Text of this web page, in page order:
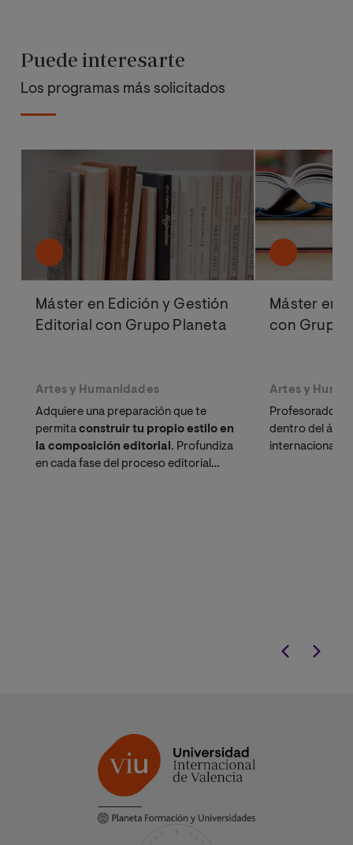
Puede interesarte
Los programas más solicitados
Máster en Edición y Gestión
Editorial con Grupo Planeta
Artes y Humanidades
Adquiere una preparación que te
permitaconstruir tu propio estilo en
la composición editorial . Profundiza
en cada fase del proceso editorial
Máster en
con Grupo
Artes y
Profesorado
dentro del
internacional.